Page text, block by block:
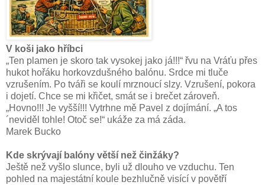
V koši jako hříbci
„Ten plamen je skoro tak vysokej jako já!!!“ řvu na Vráťu přes
hukot hořáku horkovzdušného balónu. Srdce mi tluče
vzrušením. Po tváři se koulí mrznoucí slzy. Vzrušení, pokora
i dojetí. Chce se mi křičet, smát se i brečet zároveň.
„Hovno!!! Je vyšší!!! Vytrhne mě Pavel z dojímání. „A tos
´neviděl tohle! Otoč se!“ ukáže za má záda.
Marek Bucko
Kde skrývají balóny větší než činžáky?
Ještě než vyšlo slunce, byli už dlouho ve vzduchu. Ten
pohled na majestátní koule bezhlučně visící v povětří